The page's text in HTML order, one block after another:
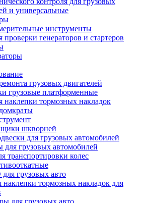
и универсальные
инструменты
генераторов и стартеров
грузовых двигателей
грузовые платформенные
наклепки тормозных накладок
шкворней
для грузовых автомобилей
для грузовых автомобилей
транспортировки колес
грузовых авто
наклепки тормозных накладок для
для грузовых авто